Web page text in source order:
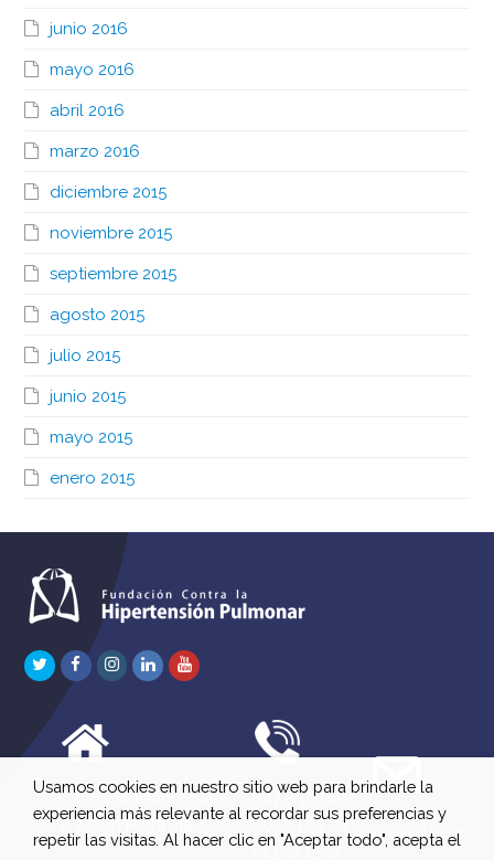
junio 2016
mayo 2016
abril 2016
marzo 2016
diciembre 2015
noviembre 2015
septiembre 2015
agosto 2015
julio 2015
junio 2015
mayo 2015
enero 2015
TwitterFacebook
Instagram
LinkedInYoutube
C/ Río Jordán 7 bajo
A 28981 Parla Madrid
647 630 515
661 73 42 04
613 22 15 27
info@fchp.es
Usamos cookies en nuestro sitio web para brindarle la
experiencia más relevante al recordar sus preferencias y
repetir las visitas. Al hacer clic en "Aceptar todo", acepta el